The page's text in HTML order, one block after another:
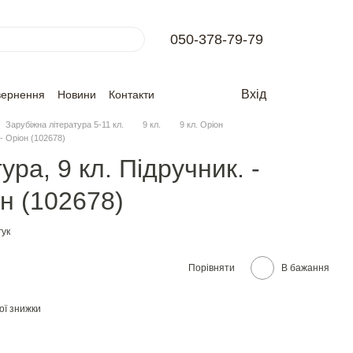
050-378-79-79
Новини Контакти Вхід
Зарубіжна література 5-11 кл. 9 кл.
9 кл. Оріон
Оріон (102678)
9 кл. Підручник. -
(102678)
Порівняти В бажання
знижки